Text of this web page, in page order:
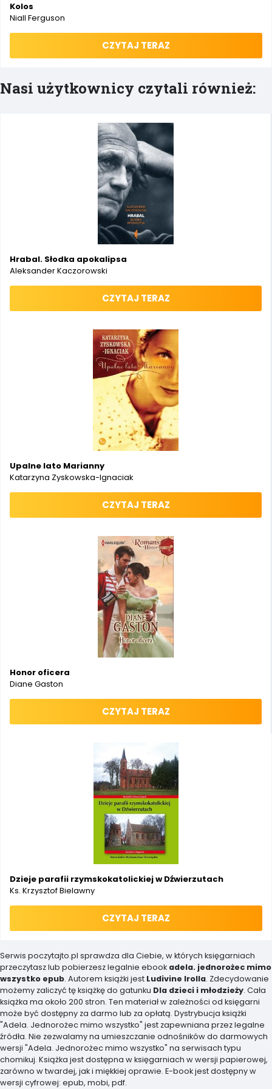
Kolos
Niall Ferguson
CZYTAJ TERAZ
Nasi użytkownicy czytali również:
Hrabal. Słodka apokalipsa
Aleksander Kaczorowski
CZYTAJ TERAZ
Upalne lato Marianny
Katarzyna Zyskowska-Ignaciak
CZYTAJ TERAZ
Honor oficera
Diane Gaston
CZYTAJ TERAZ
Dzieje parafii rzymskokatolickiej w Dźwierzutach
Ks. Krzysztof Bielawny
CZYTAJ TERAZ
Serwis poczytajto.pl sprawdza dla Ciebie, w których księgarniach
przeczytasz lub pobierzesz legalnie ebook adela. jednorożec mimo
wszystko epub. Autorem książki jest Ludivine Irolla. Zdecydowanie
możemy zaliczyć tę książkę do gatunku Dla dzieci i młodzieży. Cała
książka ma około 200 stron. Ten materiał w zależności od księgarni
może być dostępny za darmo lub za opłatą. Dystrybucja książki
"Adela. Jednorożec mimo wszystko" jest zapewniana przez legalne
źródła. Nie zezwalamy na umieszczanie odnośników do darmowych
wersji "Adela. Jednorożec mimo wszystko" na serwisach typu
chomikuj. Książka jest dostępna w księgarniach w wersji papierowej,
zarówno w twardej, jak i miękkiej oprawie. E-book jest dostępny w
wersji cyfrowej: epub, mobi, pdf.